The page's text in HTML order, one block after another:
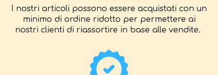
I nostri articoli possono essere acquistati con un
minimo di ordine ridotto per permettere ai
nostri clienti di riassortire in base alle vendite.